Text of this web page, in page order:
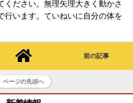
ください。無理矢理大きく動かさ
行います。ていねいに自分の体を
前の記事
ページの先頭へ